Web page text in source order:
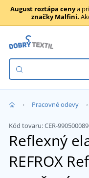
August roztápa cenya
značky Malfini.
Pracovné odevy
Kód tovaru:CER-
Reflexný
REFROX